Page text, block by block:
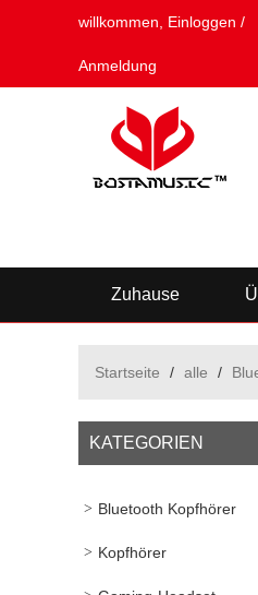
willkommen, Einloggen /
Anmeldung
Zuhause
Startseite / alle /
KATEGORIEN
Bluetooth Kopfhörer
Kopfhörer